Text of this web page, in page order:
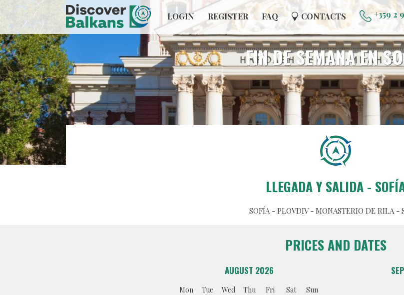
LOGIN REGISTER FAQ CONTACTS +359 2
FIN DE SEMANA EN
LLEGADA Y SALIDA -
SOFÍA - PLOVDIV - MONASTERIO DE RILA -
PRICES AND DATES
AUGUST 2026
Mon Tue Wed Thu Fri Sat Sun